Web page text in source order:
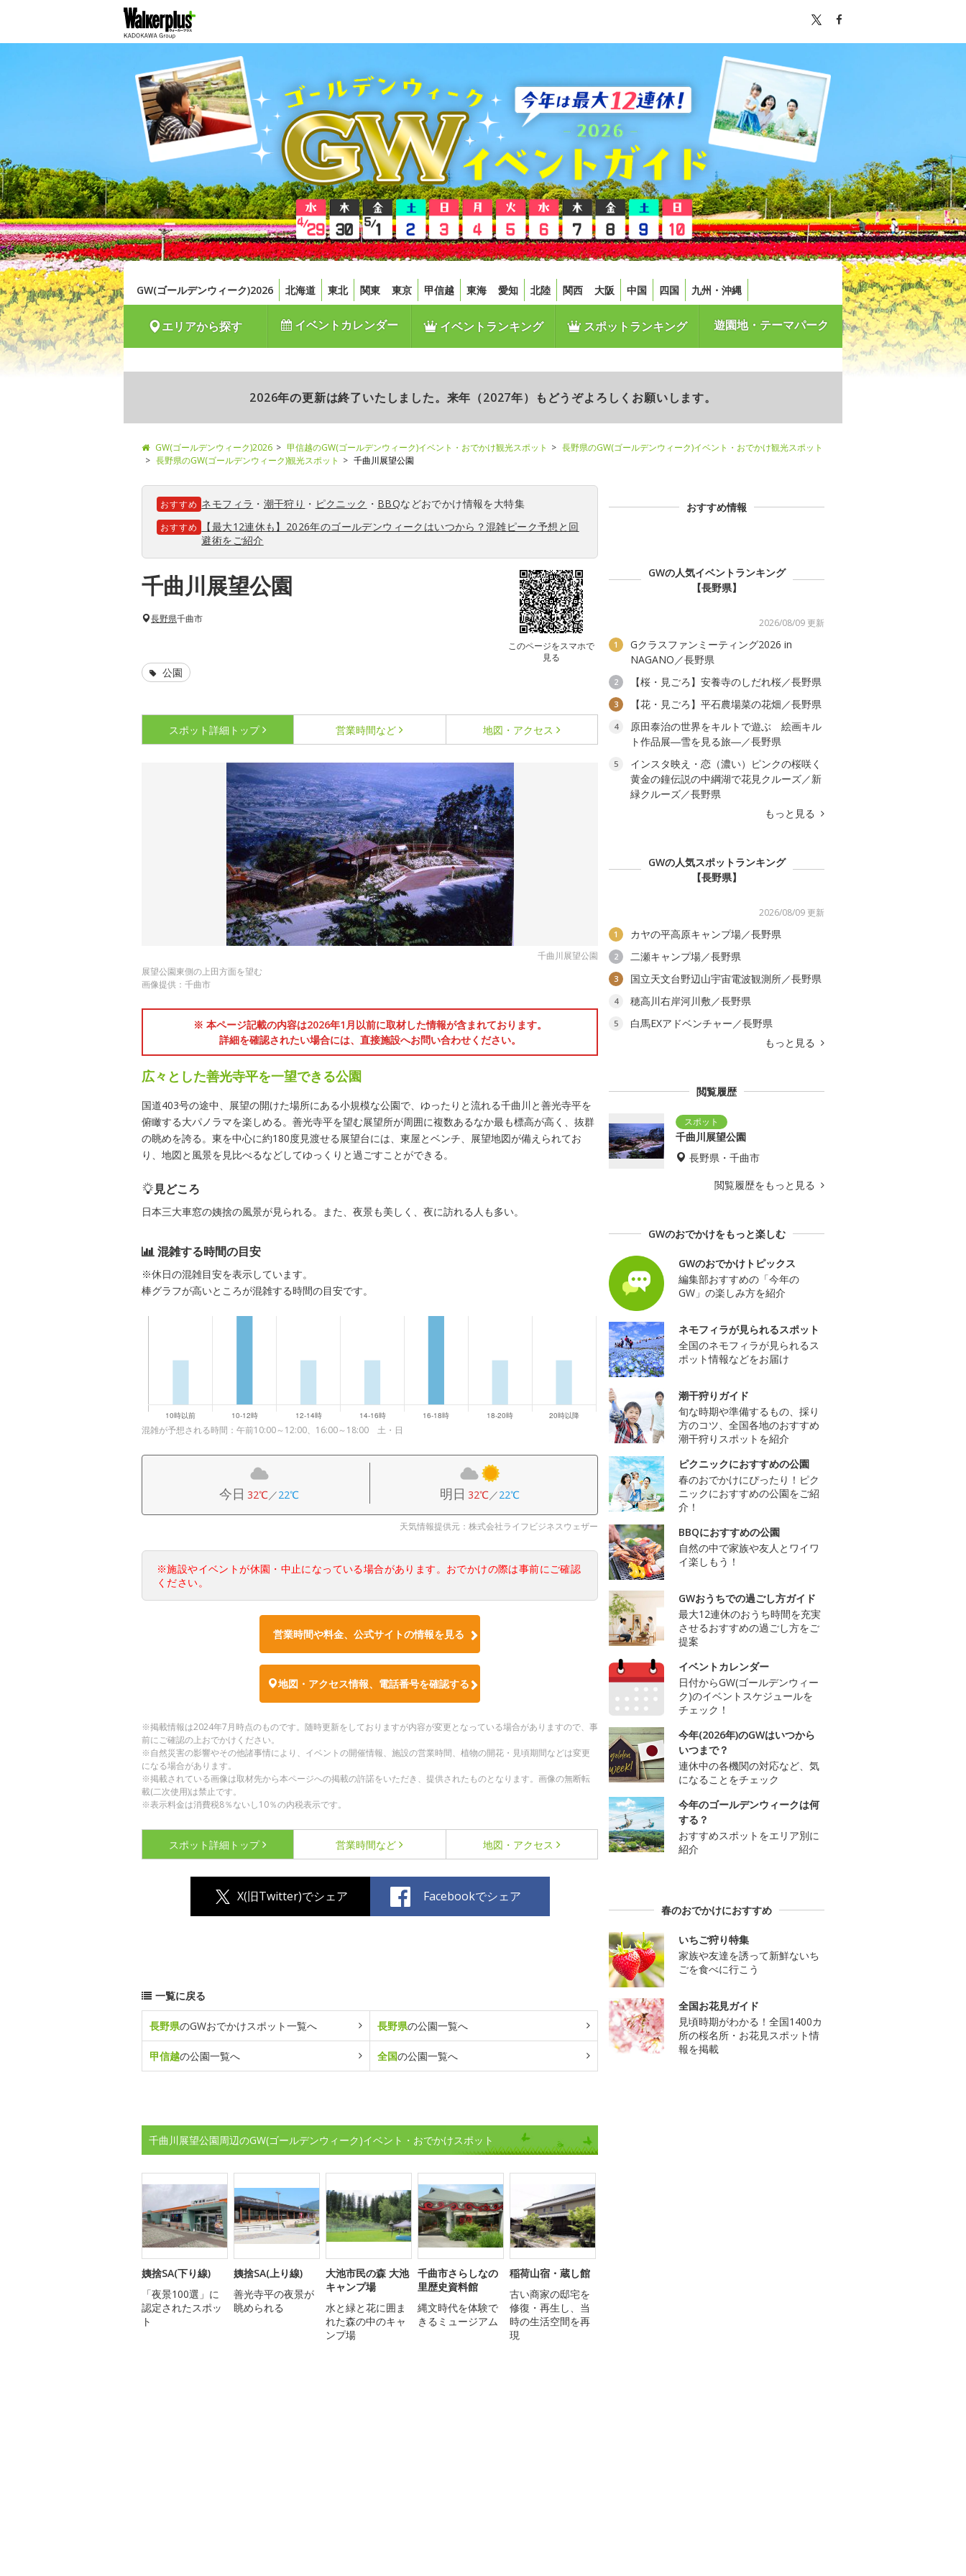
GW(ゴールデンウィーク)2026 北海道 東北 関東 東京 甲信越 東海 愛知 北陸 関西 大阪 中国 四国 九州・沖縄
エリアから探す イベントカレンダー イベントランキング スポットランキング 遊園地・テーマパーク
2026年の更新は終了いたしました。来年（2027年）もどうぞよろしくお願いします。
GW(ゴールデンウィーク)2026 甲信越のGW(ゴールデンウィーク)イベント・おでかけ観光スポット
長野県のGW(ゴールデンウィーク)イベント・おでかけ観光スポット
長野県のGW(ゴールデンウィーク)観光スポット
千曲川展望公園
おすすめ ネモフィラ ・ 潮干狩り ・ ピクニック ・ BBQなどおでかけ情報を大特集
おすすめ
【最大12連休も】2026年のゴールデンウィークはいつから？混雑ピーク予想と回
避術をご紹介
千曲川展望公園
このページをスマホで
見る
長野県千曲市
公園
スポット詳細 トップ 営業時間など 地図・アクセス
千曲川展望公園
展望公園東側の上田方面を望む
画像提供：千曲市
※ 本ページ記載の内容は2026年1月以前に取材した情報が含まれております。
詳細を確認されたい場合には、直接施設へお問い合わせください。
広々とした善光寺平を一望できる公園
国道403号の途中、展望の開けた場所にある小規模な公園で、ゆったりと流れる千曲川と善光寺平を
俯瞰する大パノラマを楽しめる。善光寺平を望む展望所が周囲に複数あるなか最も標高が高く、抜群
の眺めを誇る。東を中心に約180度見渡せる展望台には、東屋とベンチ、展望地図が備えられてお
り、地図と風景を見比べるなどしてゆっくりと過ごすことができる。
見どころ
日本三大車窓の姨捨の風景が見られる。また、夜景も美しく、夜に訪れる人も多い。
混雑する時間の目安
※休日の混雑目安を表示しています。
棒グラフが高いところが混雑する時間の目安です。
混雑が予想される時間：午前10:00～12:00、16:00～18:00 土・日
今日 32℃／22℃ 明日 32℃／22℃
天気情報提供元：株式会社ライフビジネスウェザー
※施設やイベントが休園・中止になっている場合があります。おでかけの際は事前にご確認
ください。
営業時間や料金、公式サイトの情報を見る
地図・アクセス情報、電話番号を確認する
※掲載情報は2024年7月時点のものです。随時更新をしておりますが内容が変更となっている場合がありますので、事
前にご確認の上おでかけください。
※自然災害の影響やその他諸事情により、イベントの開催情報、施設の営業時間、植物の開花・見頃期間などは変更
になる場合があります。
※掲載されている画像は取材先から本ページへの掲載の許諾をいただき、提供されたものとなります。画像の無断転
載(二次使用)は禁止です。
※表示料金は消費税8％ないし10％の内税表示です。
スポット詳細 トップ 営業時間など 地図・アクセス
X(旧Twitter)でシェア Facebookでシェア
一覧に戻る
長野県のGWおでかけスポット一覧へ 長野県の公園一覧へ
甲信越の公園一覧へ 全国の公園一覧へ
千曲川展望公園周辺のGW(ゴールデンウィーク)イベント・おでかけスポット
姨捨SA(下り線)
「夜景100選」に
認定されたスポッ
ト
姨捨SA(上り線)
善光寺平の夜景が
眺められる
大池市民の森 大池
キャンプ場
水と緑と花に囲ま
れた森の中のキャ
ンプ場
千曲市さらしなの
里歴史資料館
縄文時代を体験で
きるミュージアム
稲荷山宿・蔵し館
古い商家の邸宅を
修復・再生し、当
時の生活空間を再
現
おすすめ情報
GWの人気イベントランキング
【長野県】
2026/08/09 更新
1
Gクラスファンミーティング2026 in
NAGANO／長野県
2 【桜・見ごろ】安養寺のしだれ桜／長野県
3 【花・見ごろ】平石農場菜の花畑／長野県
4
原田泰治の世界をキルトで遊ぶ 絵画キル
ト作品展―雪を見る旅―／長野県
5
インスタ映え・恋（濃い）ピンクの桜咲く
黄金の鐘伝説の中綱湖で花見クルーズ／新
緑クルーズ／長野県
もっと見る
GWの人気スポットランキング
【長野県】
2026/08/09 更新
1 カヤの平高原キャンプ場／長野県
2 二瀬キャンプ場／長野県
3 国立天文台野辺山宇宙電波観測所／長野県
4 穂高川右岸河川敷／長野県
5
白馬EXアドベンチャー／長野県
もっと見る
閲覧履歴
千曲川展望公園
長野県・千曲市
閲覧履歴をもっと見る
GWのおでかけをもっと楽しむ
GWのおでかけトピックス
編集部おすすめの「今年の
GW」の楽しみ方を紹介
ネモフィラが見られるスポット
全国のネモフィラが見られるス
ポット情報などをお届け
潮干狩りガイド
旬な時期や準備するもの、採り
方のコツ、全国各地のおすすめ
潮干狩りスポットを紹介
ピクニックにおすすめの公園
春のおでかけにぴったり！ピク
ニックにおすすめの公園をご紹
介！
BBQにおすすめの公園
自然の中で家族や友人とワイワ
イ楽しもう！
GWおうちでの過ごし方ガイド
最大12連休のおうち時間を充実
させるおすすめの過ごし方をご
提案
イベントカレンダー
日付からGW(ゴールデンウィー
ク)のイベントスケジュールを
チェック！
今年(2026年)のGWはいつから
いつまで？
連休中の各機関の対応など、気
になることをチェック
今年のゴールデンウィークは何
する？
おすすめスポットをエリア別に
紹介
春のおでかけにおすすめ
いちご狩り特集
家族や友達を誘って新鮮ないち
ごを食べに行こう
全国お花見ガイド
見頃時期がわかる！全国1400カ
所の桜名所・お花見スポット情
報を掲載